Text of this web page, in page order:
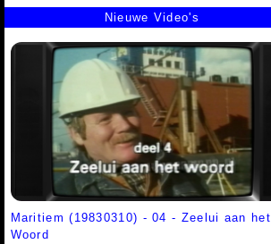
Nieuwe Video's
Maritiem (19830310) - 04 - Zeelui aan het
Woord